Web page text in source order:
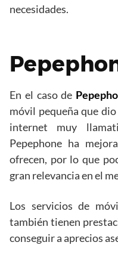
necesidades.
En el caso de
móvil pequeña que
internet muy
Pepephone ha
ofrecen, por lo que
gran relevancia en el
Los servicios de
también tienen
conseguir a aprecios